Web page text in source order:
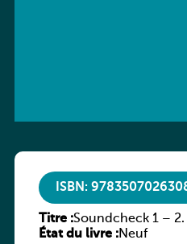
ISBN:
Titre :Soundcheck 1 – 2.
Schülerband 1
État du livre :Neuf